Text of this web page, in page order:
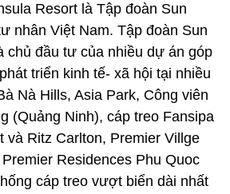
Resort là Tập đoàn Sun
nhân Việt Nam. Tập đoàn Sun
chủ đầu tư của nhiều dự án góp
triển kinh tế- xã hội tại nhiều
Nà Hills, Asia Park, Công viên
(Quảng Ninh), cáp treo Fansipa
và Ritz Carlton, Premier Villge
Residences Phu Quoc
cáp treo vượt biển dài nhất